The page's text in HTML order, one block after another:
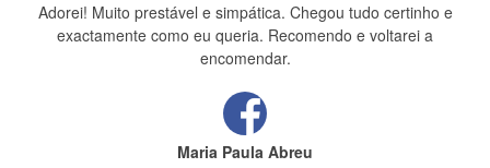
Adorei! Muito prestável e simpática. Chegou tudo certinho e
exactamente como eu queria. Recomendo e voltarei a
encomendar.
Maria Paula Abreu